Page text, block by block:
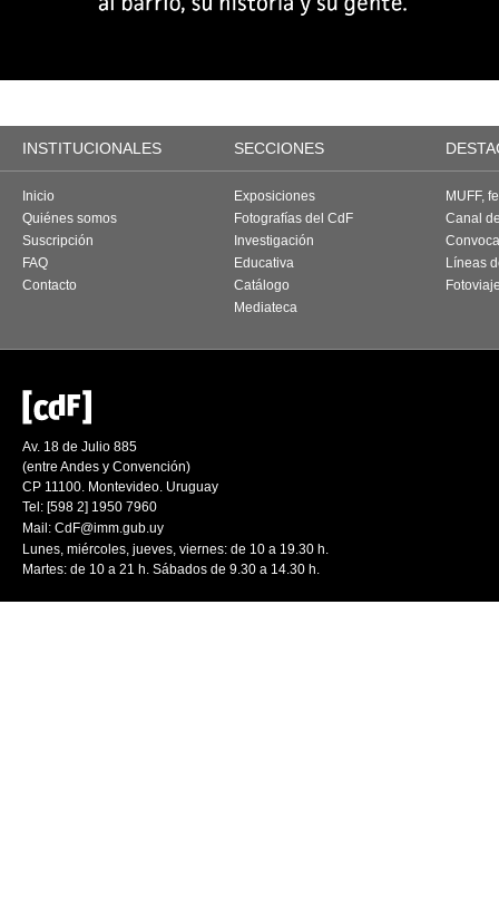
INSTITUCIONALES SECCIONES
Inicio
Quiénes somos
Suscripción
FAQ
Contacto
Exposiciones
Fotografías del CdF
Investigación
Educativa
Catálogo
Mediateca
MUFF,
Canal
Líneas
Av. 18 de Julio 885
(entre Andes y Convención)
CP 11100. Montevideo. Uruguay
Tel: [598 2] 1950 7960
Mail: CdF@imm.gub.uy
Lunes, miércoles, jueves, viernes: de 10 a 19.30 h.
Martes: de 10 a 21 h. Sábados de 9.30 a 14.30 h.